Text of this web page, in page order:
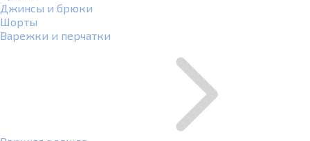
Джинсы и брюки
Шорты
Варежки и перчатки